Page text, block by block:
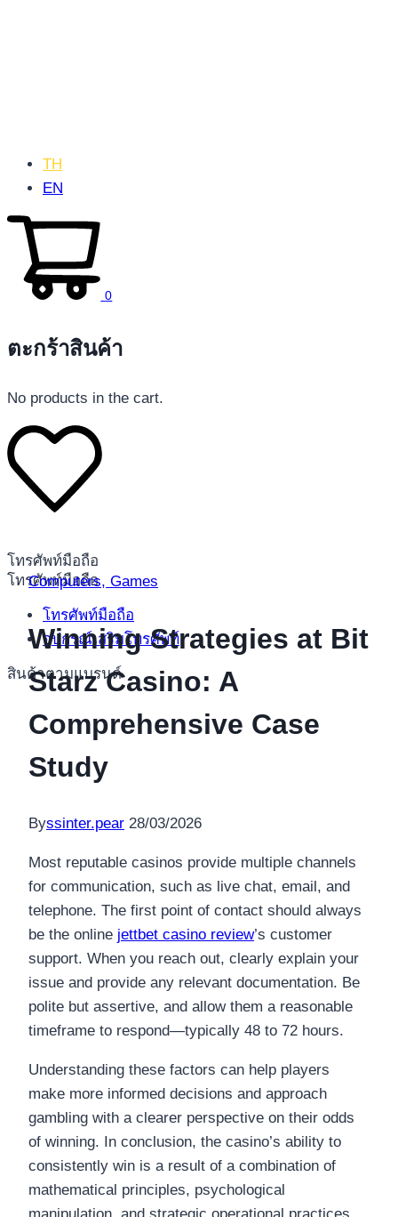
โทรศัพท์มือถือ
โทรศัพท์มือถือ
โทรศัพท์มือถือ
อุปกรณ์เสริมโทรศัพท์
สินค้าตามแบรนด์
TH
EN
0
ตะกร้าสินค้า
No products in the cart.
Computers, Games
Winning Strategies at Bit
Starz Casino: A
Comprehensive Case
Study
Byssinter.pear 28/03/2026
Most reputable casinos provide multiple channels
for communication, such as live chat, email, and
telephone. The first point of contact should always
be the online jettbet casino review’s customer
support. When you reach out, clearly explain your
issue and provide any relevant documentation. Be
polite but assertive, and allow them a reasonable
timeframe to respond—typically 48 to 72 hours.
Understanding these factors can help players
make more informed decisions and approach
gambling with a clearer perspective on their odds
of winning. In conclusion, the casino’s ability to
consistently win is a result of a combination of
mathematical principles, psychological